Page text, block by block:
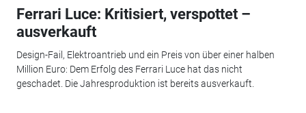
Ferrari Luce: Kritisiert, verspottet –
ausverkauft
Design-Fail, Elektroantrieb und ein Preis von über einer halben
Million Euro: Dem Erfolg des Ferrari Luce hat das nicht
geschadet. Die Jahresproduktion ist bereits ausverkauft.